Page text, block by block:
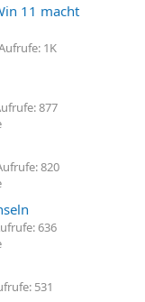
11 macht
1K
877
820
636
531